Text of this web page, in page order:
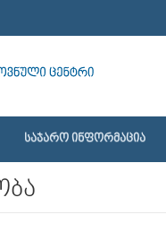
ᲡᲐᲯᲐᲠᲝ ᲘᲜᲤᲝᲠᲛᲐᲪᲘᲐ